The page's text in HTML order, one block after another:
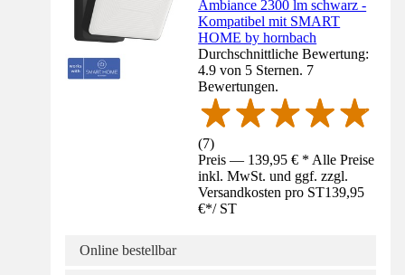
Ambiance 2300 lm schwarz -
Kompatibel mit SMART
HOME by hornbach
Durchschnittliche Bewertung:
4.9 von 5 Sternen. 7
Bewertungen.
(7)
Preis — 139,95 € * Alle Preise
inkl. MwSt. und ggf. zzgl.
Versandkosten pro ST139,95
€*/ ST
Online bestellbar